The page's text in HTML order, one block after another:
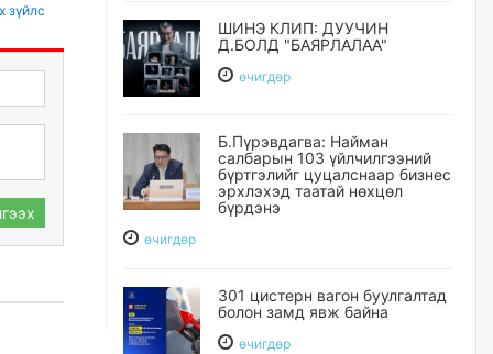
зүйлс
ШИНЭ КЛИП: ДУУЧИН
Д.БОЛД "БАЯРЛАЛАА"
өчигдѳр
Б.Пүрэвдагва: Найман
салбарын 103 үйлчилгээний
бүртгэлийг цуцалснаар бизнес
эрхлэхэд таатай нөхцөл
бүрдэнэ
өчигдѳр
301 цистерн вагон буулгалтад
болон замд явж байна
өчигдѳр